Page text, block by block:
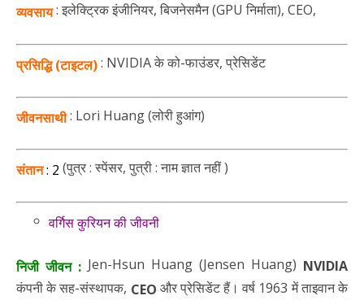
व्यवसाय: इलेक्ट्रिक इंजीनियर, बिजनेसमैन (GPU निर्माता), CEO,
प्रसिद्धि (टाइटल): NVIDIA के को-फाउंडर, प्रेसिडेंट
जीवनसाथी: Lori Huang (लोरी हुआंग)
संतान: 2 (पुत्र : स्पेंसर, पुत्री : नाम ज्ञात नहीं )
वर्गिस कुरियन की जीवनी
निजी जीवन : Jen-Hsun Huang (Jensen Huang) NVIDIA
कंपनी के सह-संस्थापक, CEO और प्रेसिडेंट हैं। वर्ष 1963 में ताइवान के